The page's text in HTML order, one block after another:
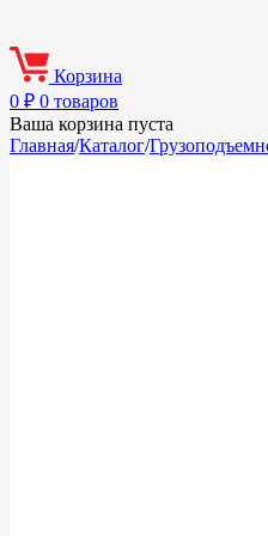
Корзина
0 ₽ 0 товаров
Ваша корзина пуста
Главная/Каталог/